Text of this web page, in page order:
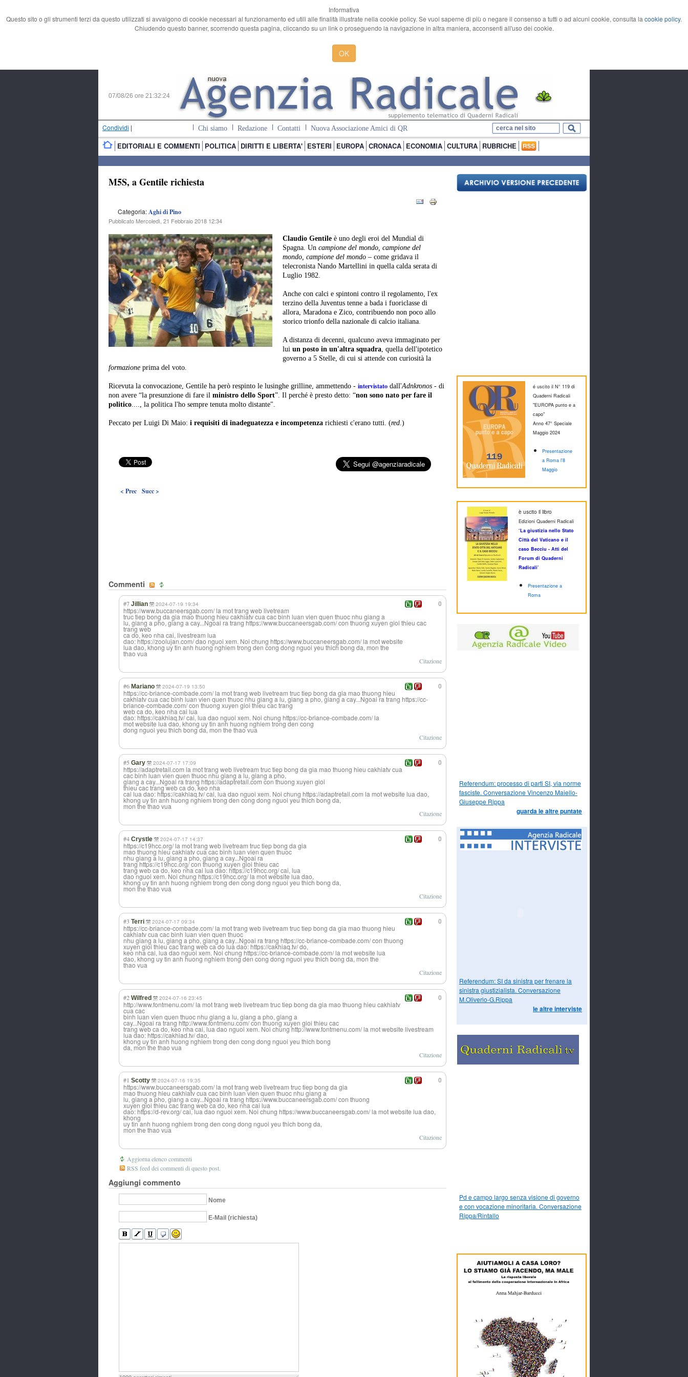
Informativa
Questo sito o gli strumenti terzi da questo utilizzati si avvalgono di cookie necessari al funzionamento ed utili alle finalità illustrate nella cookie policy. Se vuoi saperne di più o negare il consenso a tutti o ad alcuni cookie, consulta la cookie policy.
Chiudendo questo banner, scorrendo questa pagina, cliccando su un link o proseguendo la navigazione in altra maniera, acconsenti all'uso dei cookie.
OK
07/08/26 ore 21:32:25
Condividi | Chi siamo Redazione Contatti Nuova Associazione Amici di QR
EDITORIALI E COMMENTI POLITICA DIRITTI E LIBERTA' ESTERI EUROPA CRONACA ECONOMIA CULTURA RUBRICHE
M5S, a Gentile richiesta
Categoria:Aghi di Pino
Pubblicato Mercoledì, 21 Febbraio 2018 12:34
Claudio Gentile è uno degli eroi del Mundial di
Spagna. Un campione del mondo, campione del
mondo, campione del mondo – come gridava il
telecronista Nando Martellini in quella calda serata di
Luglio 1982.
Anche con calci e spintoni contro il regolamento, l'ex
terzino della Juventus tenne a bada i fuoriclasse di
allora, Maradona e Zico, contribuendo non poco allo
storico trionfo della nazionale di calcio italiana.
A distanza di decenni, qualcuno aveva immaginato per
lui un posto in un'altra squadra, quella dell'ipotetico
governo a 5 Stelle, di cui si attende con curiosità la
formazione prima del voto.
Ricevuta la convocazione, Gentile ha però respinto le lusinghe grilline, ammettendo - intervistato dall'Adnkronos - di
non avere “la presunzione di fare il ministro dello Sport”. Il perché è presto detto: “non sono nato per fare il
politico...., la politica l'ho sempre tenuta molto distante".
Peccato per Luigi Di Maio: i requisiti di inadeguatezza e incompetenza richiesti c'erano tutti. (red.)
< Prec Succ >
Commenti
0
#7 Jillian 2024-07-19 19:34
https://www.buccaneersgab.com/ la mot trang web livetream
truc tiep bong da gia mao thuong hieu cakhiatv cua cac binh luan vien quen thuoc nhu giang a
lu, giang a pho, giang a cay...Ngoai ra trang https://www.buccaneersgab.com/ con thuong xuyen gioi thieu cac
trang web
ca do, keo nha cai, livestream lua
dao: https://zoolujan.com/ dao nguoi xem. Noi chung https://www.buccaneersgab.com/ la mot website
lua dao, khong uy tin anh huong nghiem trong den cong dong nguoi yeu thich bong da, mon the
thao vua
Citazione
0
#6 Mariano 2024-07-19 13:50
https://cc-briance-combade.com/ la mot trang web livetream truc tiep bong da gia mao thuong hieu
cakhiatv cua cac binh luan vien quen thuoc nhu giang a lu, giang a pho, giang a cay...Ngoai ra trang https://cc-
briance-combade.com/ con thuong xuyen gioi thieu cac trang
web ca do, keo nha cai lua
dao: https://cakhiaq.tv/ cai, lua dao nguoi xem. Noi chung https://cc-briance-combade.com/ la
mot website lua dao, khong uy tin anh huong nghiem trong den cong
dong nguoi yeu thich bong da, mon the thao vua
Citazione
0
#5 Gary 2024-07-17 17:09
https://adaptretail.com la mot trang web livetream truc tiep bong da gia mao thuong hieu cakhiatv cua
cac binh luan vien quen thuoc nhu giang a lu, giang a pho,
giang a cay...Ngoai ra trang https://adaptretail.com con thuong xuyen gioi
thieu cac trang web ca do, keo nha
cai lua dao: https://cakhiaq.tv/ cai, lua dao nguoi xem. Noi chung https://adaptretail.com la mot website lua dao,
khong uy tin anh huong nghiem trong den cong dong nguoi yeu thich bong da,
mon the thao vua
Citazione
0
#4 Crystle 2024-07-17 14:37
https://c19hcc.org/ la mot trang web livetream truc tiep bong da gia
mao thuong hieu cakhiatv cua cac binh luan vien quen thuoc
nhu giang a lu, giang a pho, giang a cay...Ngoai ra
trang https://c19hcc.org/ con thuong xuyen gioi thieu cac
trang web ca do, keo nha cai lua dao: https://c19hcc.org/ cai, lua
dao nguoi xem. Noi chung https://c19hcc.org/ la mot website lua dao,
khong uy tin anh huong nghiem trong den cong dong nguoi yeu thich bong da,
mon the thao vua
Citazione
0
#3 Terri 2024-07-17 09:34
https://cc-briance-combade.com/ la mot trang web livetream truc tiep bong da gia mao thuong hieu
cakhiatv cua cac binh luan vien quen thuoc
nhu giang a lu, giang a pho, giang a cay...Ngoai ra trang https://cc-briance-combade.com/ con thuong
xuyen gioi thieu cac trang web ca do lua dao: https://cakhiaq.tv/ do,
keo nha cai, lua dao nguoi xem. Noi chung https://cc-briance-combade.com/ la mot website lua
dao, khong uy tin anh huong nghiem trong den cong dong nguoi yeu thich bong da, mon the
thao vua
Citazione
0
#2 Wilfred 2024-07-16 23:45
http://www.fontmenu.com/ la mot trang web livetream truc tiep bong da gia mao thuong hieu cakhiatv
cua cac
binh luan vien quen thuoc nhu giang a lu, giang a pho, giang a
cay...Ngoai ra trang http://www.fontmenu.com/ con thuong xuyen gioi thieu cac
trang web ca do, keo nha cai, lua dao nguoi xem. Noi chung http://www.fontmenu.com/ la mot website livestream
lua dao: https://cakhiad.tv/ dao,
khong uy tin anh huong nghiem trong den cong dong nguoi yeu thich bong
da, mon the thao vua
Citazione
0
#1 Scotty 2024-07-16 19:35
https://www.buccaneersgab.com/ la mot trang web livetream truc tiep bong da gia
mao thuong hieu cakhiatv cua cac binh luan vien quen thuoc nhu giang a
lu, giang a pho, giang a cay...Ngoai ra trang https://www.buccaneersgab.com/ con thuong
xuyen gioi thieu cac trang web ca do, keo nha cai lua
dao: https://d-rev.org/ cai, lua dao nguoi xem. Noi chung https://www.buccaneersgab.com/ la mot website lua dao,
khong
uy tin anh huong nghiem trong den cong dong nguoi yeu thich bong da,
mon the thao vua
Citazione
Aggiorna elenco commenti
RSS feed dei commenti di questo post.
Aggiungi commento
Nome
E-Mail (richiesta)
é uscito il N° 119 di
Quaderni Radicali
"EUROPA punto e a
capo"
Anno 47° Speciale
Maggio 2024
Presentazione
a Roma l'8
Maggio
è uscito il libro
Edizioni Quaderni Radicali
‘La giustizia nello Stato
Città del Vaticano e il
caso Becciu - Atti del
Forum di Quaderni
Radicali’
Presentazione a
Roma
Referendum: processo di parti SI, via norme
fasciste. Conversazione Vincenzo Maiello-
Giuseppe Rippa
guarda le altre puntate
Referendum: SI da sinistra per frenare la
sinistra giustizialista. Conversazione
M.Oliverio-G.Rippa
le altre interviste
Pd e campo largo senza visione di governo
e con vocazione minoritaria. Conversazione
Rippa/Rintallo